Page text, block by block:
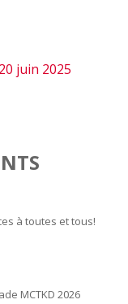
juin 2025
à toutes et tous!
MCTKD 2026